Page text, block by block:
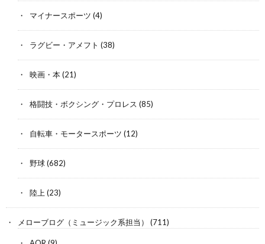
マイナースポーツ (4)
ラグビー・アメフト (38)
映画・本(21)
格闘技・ボクシング・プロレス (85)
自転車・モータースポーツ (12)
野球(682)
陸上 (23)
メローブログ（ミュージック系担当） (711)